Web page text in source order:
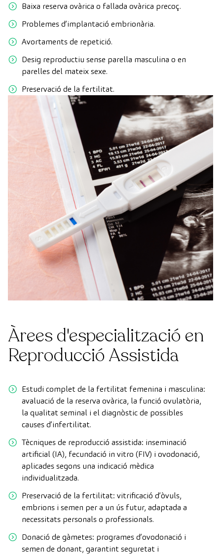
Baixa reserva ovàrica o fallada ovàrica precoç.
Problemes d’implantació embrionària.
Avortaments de repetició.
Desig reproductiu sense parella masculina o en
parelles del mateix sexe.
Preservació de la fertilitat.
Àrees d'especialització en
Reproducció Assistida
Estudi complet de la fertilitat femenina i masculina:
avaluació de la reserva ovàrica, la funció ovulatòria,
la qualitat seminal i el diagnòstic de possibles
causes d’infertilitat.
Tècniques de reproducció assistida: inseminació
artificial (IA), fecundació in vitro (FIV) i ovodonació,
aplicades segons una indicació mèdica
individualitzada.
Preservació de la fertilitat: vitrificació d’òvuls,
embrions i semen per a un ús futur, adaptada a
necessitats personals o professionals.
Donació de gàmetes: programes d’ovodonació i
semen de donant, garantint seguretat i